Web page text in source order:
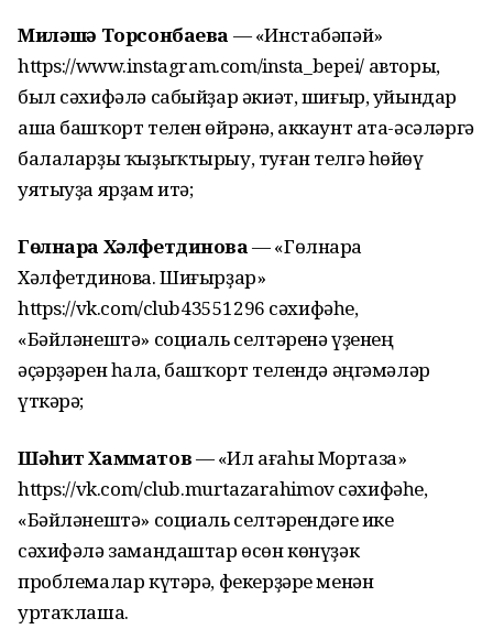
Миләүшә Торсонбаева — «Инстабәпәй»
https://www.instagram.com/insta_bepei/ авторы,
был сәхифәлә сабыйҙар әкиәт, шиғыр, уйындар
аша башҡорт телен өйрәнә, аккаунт ата-әсәләргә
балаларҙы ҡыҙыҡтырыу, туған телгә һөйөү
уятыуҙа ярҙам итә;
Гөлнара Хәлфетдинова— «Гөлнара
Хәлфетдинова. Шиғырҙар»
https://vk.com/club43551296 сәхифәһе,
«Бәйләнештә» социаль селтәренә үҙенең
әҫәрҙәрен һала, башҡорт телендә әңгәмәләр
үткәрә;
Шәһит Хамматов— «Ил ағаһы Мортаза»
https://vk.com/club.murtazarahimov сәхифәһе,
«Бәйләнештә» социаль селтәрендәге ике
сәхифәлә замандаштар өсөн көнүҙәк
проблемалар күтәрә, фекерҙәре менән
уртаҡлаша.